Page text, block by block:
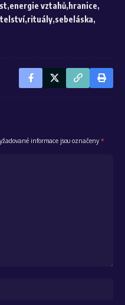
energie vztahů hranice
rituály sebeláska
informace jsou označeny *